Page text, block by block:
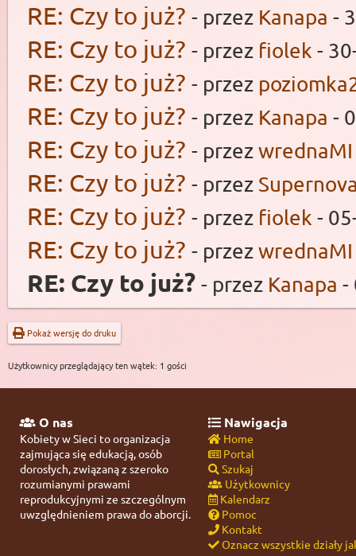
RE: Czy to już? - przez Kanapa -
RE: Czy to już? - przez fiolek -
RE: Czy to już? - przez
RE: Czy to już? - przez Kanapa -
RE: Czy to już? - przezwrednaMI
RE: Czy to już? - przez
RE: Czy to już? - przez fiolek -
RE: Czy to już? - przezwrednaMI
RE: Czy to już? - przez Kanapa -
Pokaż wersję do druku
Użytkownicy przeglądający ten wątek: 1 gości
O nas
Kobiety w Sieci to organizacja
zajmująca się edukacją, osób
dorosłych, związaną z szeroko
rozumianymi prawami
reprodukcyjnymi ze szczególnym
uwzględnieniem prawa do aborcji.
Nawigacja
Home
Portal
Szukaj
Użytkownicy
Kalendarz
Pomoc
Kontakt
Oznacz wszystkie działy